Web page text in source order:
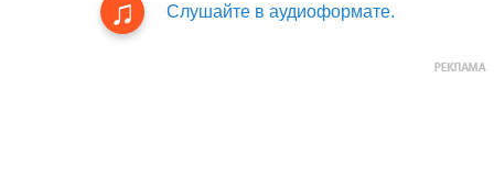
Слушайте в аудиоформате.